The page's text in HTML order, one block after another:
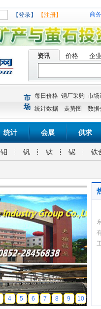
【登录】 【注册】 商
资讯 价格 企
市
场
每日价格 钢厂采购 市场
统计数据
走势图 数据
统计 会展 供求
钼 钒 钛 铌 铁
4 5 6 7 8 9 10